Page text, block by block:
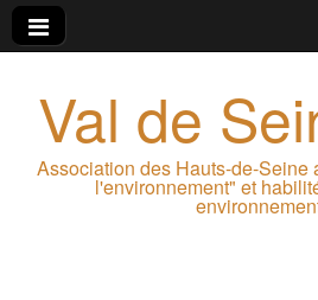
Val de
Association des Hauts-de-Seine
l'environnement" et